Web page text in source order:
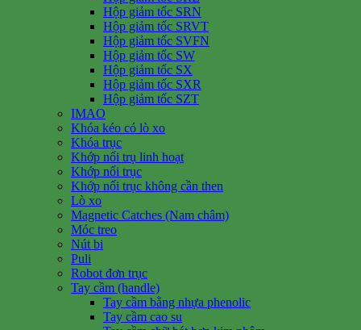
Hộp giảm tốc SRN
Hộp giảm tốc SRVT
Hộp giảm tốc SVFN
Hộp giảm tốc SW
Hộp giảm tốc SX
Hộp giảm tốc SXR
Hộp giảm tốc SZT
IMAO
Khóa kéo có lò xo
Khóa trục
Khớp nối trụ linh hoạt
Khớp nối trục
Khớp nối trục không cần then
Lò xo
Magnetic Catches (Nam châm)
Móc treo
Nút bi
Puli
Robot đơn trục
Tay cầm (handle)
Tay cầm bằng nhựa phenolic
Tay cầm cao su